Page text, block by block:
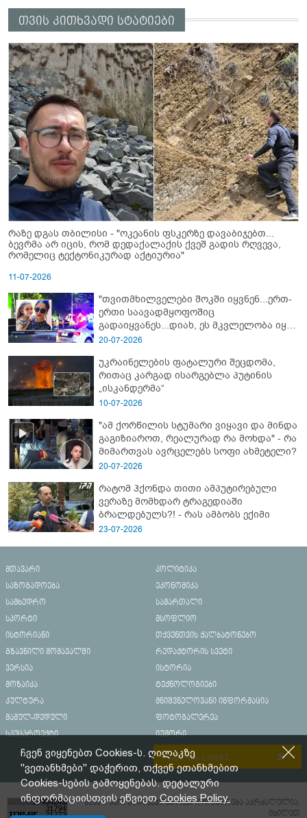
თვის კითხვადი სტატიები
რაზე დგას თბილისი - "ოკეანის ფსკერზე დავაბიჯებთ...
ბევრმა არ იცის, რომ დედაქალაქის ქვეშ გადის რღვევა,
რომელიც ტექტონიკურად აქტიურია"
11-07-2026
"თვითმხილველები შოკში იყვნენ...ერთ-
ერთი საავადმყოფოშიც
გადაიყვანეს...დიახ, ეს მკვლელობა იყო"
- გორში დატრიალებული ტრაგედიის
20-07-2026
უკრაინელების ფატალური შეცდომა,
რითაც კარგად ისარგებლა პუტინის
„ისკანდერმა“
10-07-2026
"ამ ქორწილის სტუმარი ვიყავი და მინდა
გაგიზიაროთ, რეალურად რა მოხდა" - რა
მიმართვას ავრცელებს სოფი ახმეტელი?
20-07-2026
რატომ ჰქონდა თითი ამპუტირებული
ვერაზე მომხდარ ტრაგედიაში
ბრალდებულს?! - რას ამბობს ექიმი
23-07-2026
მთავარი
პოლიტიკა
საზოგადოება
ეკონომიკა
სამხედრო
სამართალი
სპორტი
მსოფლიო
ისტორიანი
თქვენთვის ქალბატონებო
გზავნილი მომავალში
რედაქტორის სვეტი
ვერსია
ისტორია
მოზაიკა
ტექნოლოგიები
კულტურა
მნიშვნელოვანი ინფორმაცია
მამულ-დედული
ფოტოგალერეა
სპეცპროექტი
იუმორი
რეკლამა საიტზე
მასალების გადაბეჭდვა/რეპროდუცირება აკრძალულია,
იხილეთ
ჩვენ ვიყენებთ Cookies-ს. ღილაკზე
"ვეთანხმები" დაჭერით, თქვენ ეთანხმებით
Cookies-სების გამოყენებას. დეტალური
ინფორმაციისთვის ეწვიეთCookies Policy.